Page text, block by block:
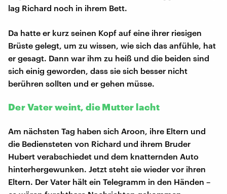
lag Richard noch in ihrem Bett.
Da hatte er kurz seinen Kopf auf eine ihrer riesigen
Brüste gelegt, um zu wissen, wie sich das anfühle, hat
er gesagt. Dann war ihm zu heiß und die beiden sind
sich einig geworden, dass sie sich besser nicht
berühren sollten und er gehen müsse.
Der Vater weint, die Mutter lacht
Am nächsten Tag haben sich Aroon, ihre Eltern und
die Bediensteten von Richard und ihrem Bruder
Hubert verabschiedet und dem knatternden Auto
hinterhergewunken. Jetzt steht sie wieder vor ihren
Eltern. Der Vater hält ein Telegramm in den Händen –